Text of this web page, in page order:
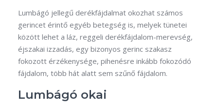
Lumbágó jellegű derékfájdalmat okozhat számos
gerincet érintő egyéb betegség is, melyek tünetei
között lehet a láz, reggeli derékfájdalom-merevség,
éjszakai izzadás, egy bizonyos gerinc szakasz
fokozott érzékenysége, pihenésre inkább fokozódó
fájdalom, több hát alatt sem szűnő fájdalom.
Lumbágó okai